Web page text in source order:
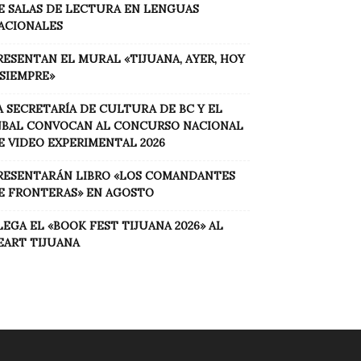
SALAS DE LECTURA EN LENGUAS
EL MURAL «TIJUANA, AYER, HOY
SECRETARÍA DE CULTURA DE BC Y EL
CONVOCAN AL CONCURSO NACIONAL
VIDEO EXPERIMENTAL 2026
LIBRO «LOS COMANDANTES
FRONTERAS» EN AGOSTO
EL «BOOK FEST TIJUANA 2026» AL
TIJUANA